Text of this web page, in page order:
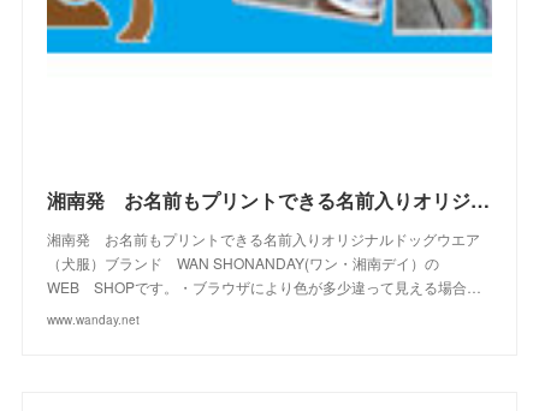
(13)
(16)
13)
)
(2) 湘南発 お名前もプリントできる名前入りオリジナルドッグウエアブランド WAN SHONANDAY(ワン・湘南デイ）の WEB SHOPです
湘南発 お名前もプリントできる名前入りオリジナルドッグウエア
（犬服）ブランド WAN SHONANDAY(ワン・湘南デイ）の
WEB SHOPです。・ブラウザにより色が多少違って見える場合…
www.wanday.net